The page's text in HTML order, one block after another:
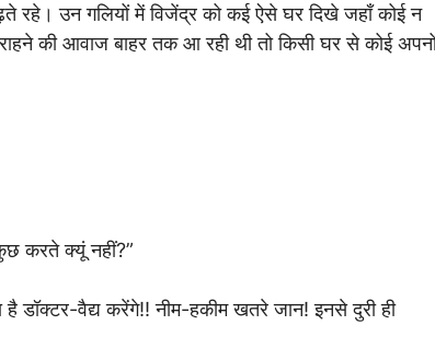
रहे। उन गलियों में विजेंद्र को कई ऐसे घर दिखे जहाँ कोई न
की आवाज बाहर तक आ रही थी तो किसी घर से कोई
करते क्यूं नहीं?”
डॉक्टर-वैद्य करेंगे!! नीम-हकीम खतरे जान! इनसे दुरी ही